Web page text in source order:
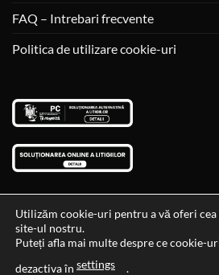
FAQ – Intrebari frecvente
Politica de utilizare cookie-uri
Data si ora ultimei actualizari al
Utilizăm cookie-uri pentru a vă oferi
site-ul nostru.
Puteți afla mai multe despre ce cookie-
dezactiva în settings .